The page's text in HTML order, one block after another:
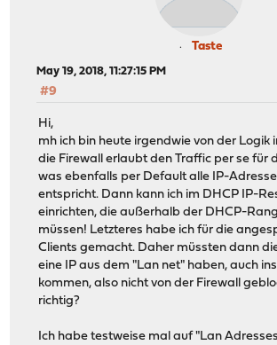
Taste
May 19, 2018, 11:27:15 PM
#9
Hi,
mh ich bin heute irgendwie von der Logik
die Firewall erlaubt den Traffic per se für
was ebenfalls per Default alle IP-
entspricht. Dann kann ich im DHCP IP-
einrichten, die außerhalb der DHCP-
müssen! Letzteres habe ich für die
Clients gemacht. Daher müssten dann
eine IP aus dem "Lan net" haben, auch
kommen, also nicht von der Firewall
richtig?
Ich habe testweise mal auf "Lan